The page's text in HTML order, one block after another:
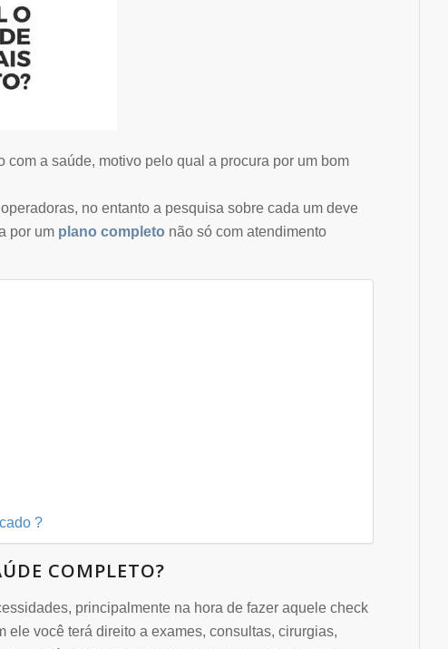
a saúde, motivo pelo qual a procura por um bom
no entanto a pesquisa sobre cada um deve
por um plano completo não só com atendimento
?
COMPLETO?
principalmente na hora de fazer aquele check
você terá direito a exames, consultas, cirurgias,